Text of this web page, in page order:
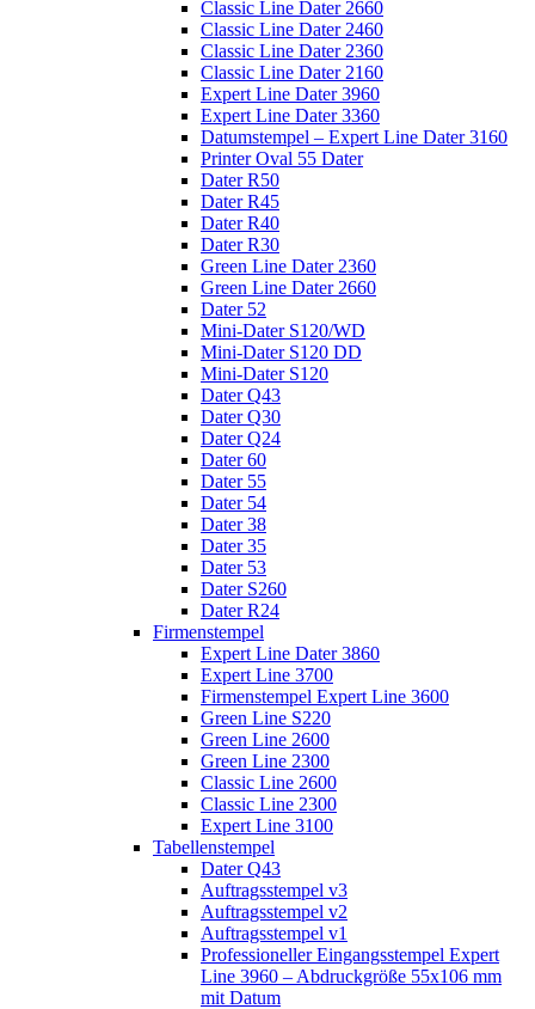
Classic Line Dater 2660
Classic Line Dater 2460
Classic Line Dater 2360
Classic Line Dater 2160
Expert Line Dater 3960
Expert Line Dater 3360
Datumstempel – Expert Line Dater 3160
Printer Oval 55 Dater
Dater R50
Dater R45
Dater R40
Dater R30
Green Line Dater 2360
Green Line Dater 2660
Dater 52
Mini-Dater S120/WD
Mini-Dater S120 DD
Mini-Dater S120
Dater Q43
Dater Q30
Dater Q24
Dater 60
Dater 55
Dater 54
Dater 38
Dater 35
Dater 53
Dater S260
Dater R24
Firmenstempel
Expert Line Dater 3860
Expert Line 3700
Firmenstempel Expert Line 3600
Green Line S220
Green Line 2600
Green Line 2300
Classic Line 2600
Classic Line 2300
Expert Line 3100
Tabellenstempel
Dater Q43
Auftragsstempel v3
Auftragsstempel v2
Auftragsstempel v1
Professioneller Eingangsstempel Expert
Line 3960 – Abdruckgröße 55x106 mm
mit Datum